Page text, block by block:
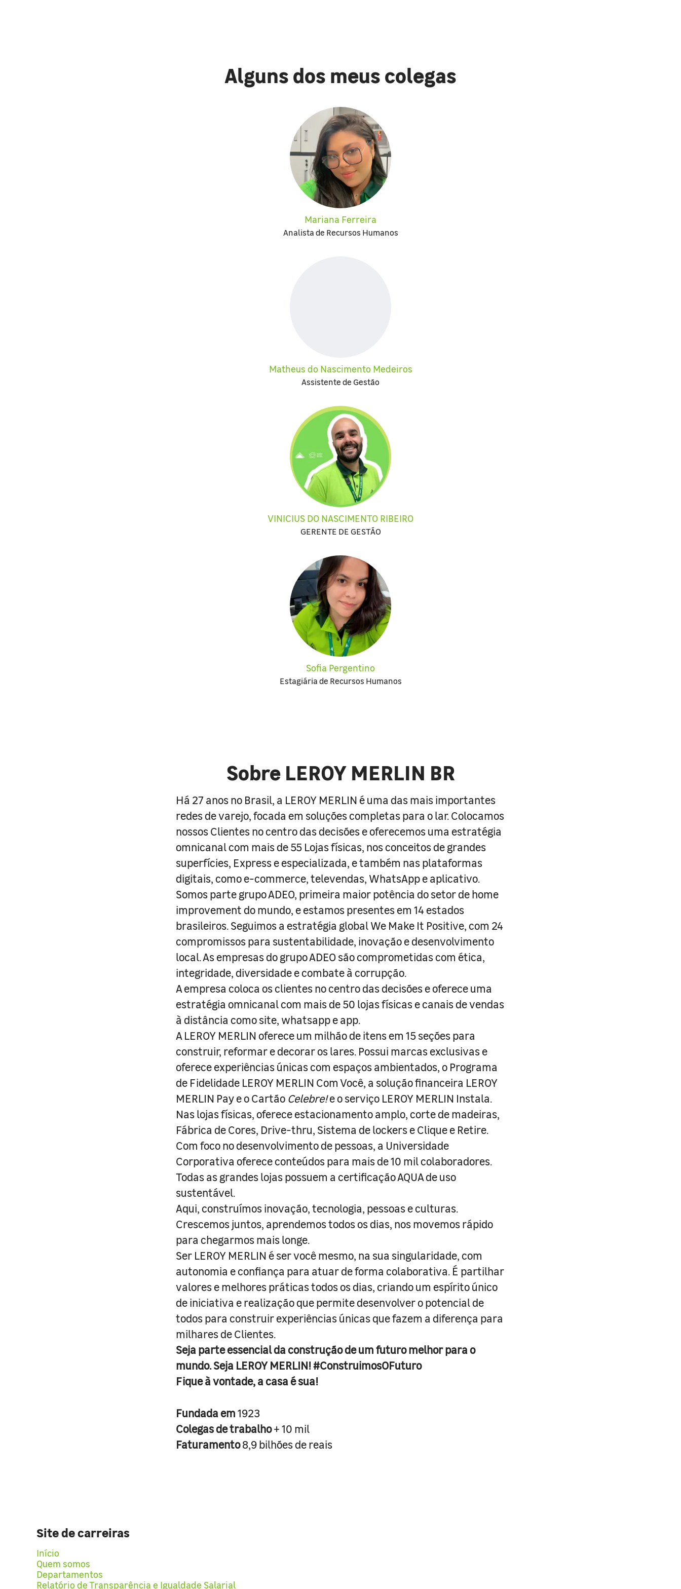
Alguns dos meus colegas
Mariana Ferreira
Analista de Recursos Humanos
Matheus do Nascimento Medeiros
Assistente de Gestão
VINICIUS DO NASCIMENTO RIBEIRO
GERENTE DE GESTÃO
Sofia Pergentino
Estagiária de Recursos Humanos
Sobre LEROY MERLIN BR
Há 27 anos no Brasil, a LEROY MERLIN é uma das mais importantes
redes de varejo, focada em soluções completas para o lar. Colocamos
nossos Clientes no centro das decisões e oferecemos uma estratégia
omnicanal com mais de 55 Lojas físicas, nos conceitos de grandes
superfícies, Express e especializada, e também nas plataformas
digitais, como e-commerce, televendas, WhatsApp e aplicativo.
Somos parte grupo ADEO, primeira maior potência do setor de home
improvement do mundo, e estamos presentes em 14 estados
brasileiros. Seguimos a estratégia global We Make It Positive, com 24
compromissos para sustentabilidade, inovação e desenvolvimento
local. As empresas do grupo ADEO são comprometidas com ética,
integridade, diversidade e combate à corrupção.
A empresa coloca os clientes no centro das decisões e oferece uma
estratégia omnicanal com mais de 50 lojas físicas e canais de vendas
à distância como site, whatsapp e app.
A LEROY MERLIN oferece um milhão de itens em 15 seções para
construir, reformar e decorar os lares. Possui marcas exclusivas e
oferece experiências únicas com espaços ambientados, o Programa
de Fidelidade LEROY MERLIN Com Você, a solução financeira LEROY
MERLIN Pay e o Cartão Celebre!e o serviço LEROY MERLIN Instala.
Nas lojas físicas, oferece estacionamento amplo, corte de madeiras,
Fábrica de Cores, Drive-thru, Sistema de lockers e Clique e Retire.
Com foco no desenvolvimento de pessoas, a Universidade
Corporativa oferece conteúdos para mais de 10 mil colaboradores.
Todas as grandes lojas possuem a certificação AQUA de uso
sustentável.
Aqui, construímos inovação, tecnologia, pessoas e culturas.
Crescemos juntos, aprendemos todos os dias, nos movemos rápido
para chegarmos mais longe.
Ser LEROY MERLIN é ser você mesmo, na sua singularidade, com
autonomia e confiança para atuar de forma colaborativa. É partilhar
valores e melhores práticas todos os dias, criando um espírito único
de iniciativa e realização que permite desenvolver o potencial de
todos para construir experiências únicas que fazem a diferença para
milhares de Clientes.
Seja parte essencial da construção de um futuro melhor para o
mundo. Seja LEROY MERLIN! #ConstruimosOFuturo
Fique à vontade, a casa é sua!
Fundada em1923
Colegas de trabalho+ 10 mil
Faturamento8,9 bilhões de reais
Site de carreiras
Início
Quem somos
Departamentos
Relatório de Transparência e Igualdade Salarial